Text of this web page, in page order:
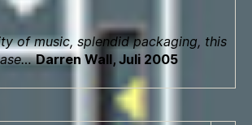
of music, splendid packaging, this
Darren Wall, Juli 2005